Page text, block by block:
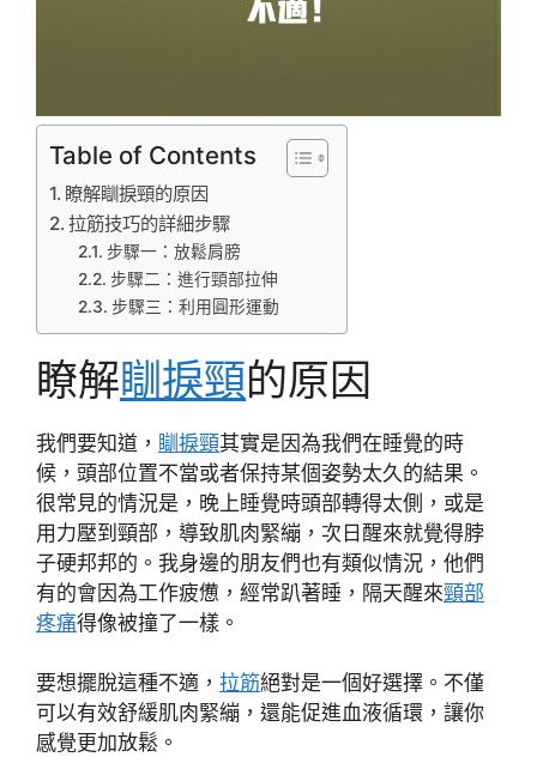
Table of Contents
瞭解瞓捩頸的原因
拉筋技巧的詳細步驟
步驟一：放鬆肩膀
步驟二：進行頸部拉伸
步驟三：利用圓形運動
瞭解瞓捩頸的原因
我們要知道， 瞓捩頸其實是因為我們在睡覺的時
候，頭部位置不當或者保持某個姿勢太久的結果。
很常見的情況是，晚上睡覺時頭部轉得太側，或是
用力壓到頸部，導致肌肉緊繃，次日醒來就覺得脖
子硬邦邦的。我身邊的朋友們也有類似情況，他們
有的會因為工作疲憊，經常趴著睡，隔天醒來頸部
疼痛得像被撞了一樣。
要想擺脫這種不適， 拉筋絕對是一個好選擇。不僅
可以有效舒緩肌肉緊繃，還能促進血液循環，讓你
感覺更加放鬆。